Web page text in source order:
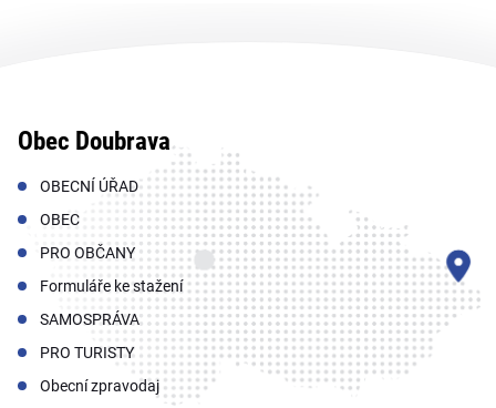
Obec Doubrava
OBECNÍ ÚŘAD
OBEC
PRO OBČANY
Formuláře ke stažení
SAMOSPRÁVA
PRO TURISTY
Obecní zpravodaj